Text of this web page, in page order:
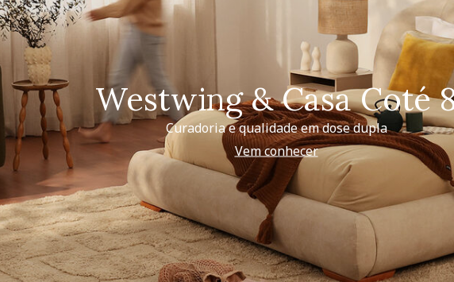
Westwing & Casa Coté
Curadoria e qualidade em dose dupla
Vem conhecer